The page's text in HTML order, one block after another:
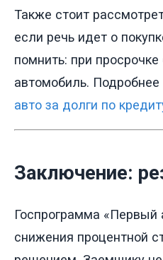
Также стоит
если речь идет о
помнить: при
автомобиль.
авто за долги по
Заключение:
Госпрограмма
снижения процентной